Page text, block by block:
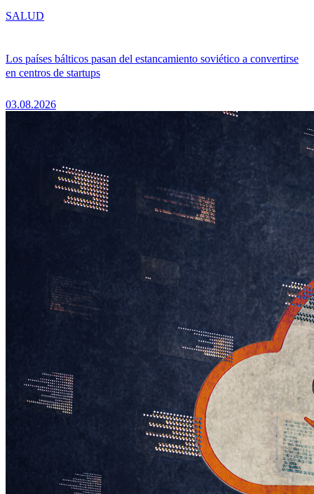
Los países bálticos pasan del estancamiento soviético a convertirse
en centros de startups
03.08.2026
SALUD